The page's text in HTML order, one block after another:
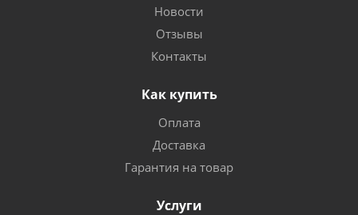
Новости
Отзывы
Контакты
Как купить
Оплата
Доставка
Гарантия на товар
Услуги